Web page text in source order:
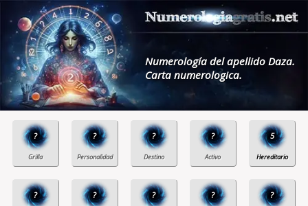
Numerología del apellido Daza.
Carta numerologica.
? ? ? ? 5
? ? ? ? ?